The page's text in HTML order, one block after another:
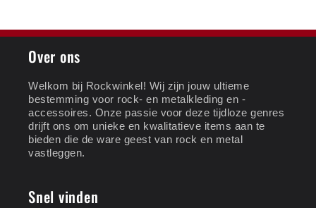
Over ons
Welkom bij Rockwinkel! Wij zijn jouw ultieme
bestemming voor rock- en metalkleding en -
accessoires. Onze passie voor deze tijdloze genres
drijft ons om unieke en kwalitatieve items aan te
bieden die de ware geest van rock en metal
vastleggen.
Snel vinden